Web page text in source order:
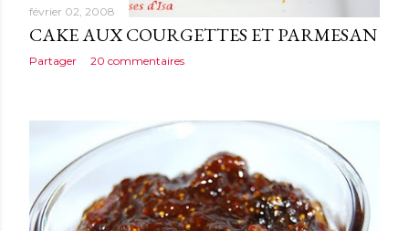
février 02, 2008
CAKE AUX COURGETTES ET PARMESAN
Partager 20 commentaires